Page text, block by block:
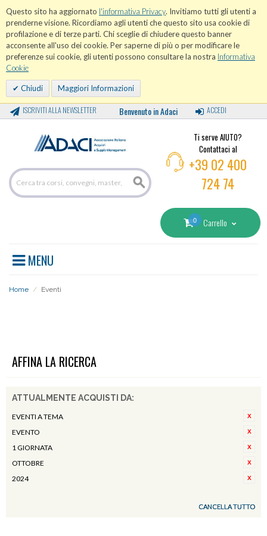
Questo sito ha aggiornato l'informativa Privacy. Invitiamo tutti gli utenti a
prenderne visione. Ricordiamo agli utenti che questo sito usa cookie di
profilazione e di terze parti. Chi sceglie di chiudere questo banner
acconsente all'uso dei cookie. Per saperne di più o per modificare le
preferenze sui cookie, gli utenti possono consultare la nostra Informativa
Cookie
Chiudi Maggiori Informazioni
ISCRIVITI ALLA NEWSLETTER Benvenuto in Adaci ACCEDI
Ti serve AIUTO?
Contattaci al
+39 02 400
724 74
0 Carrello
MENU
Home / Eventi
AFFINA LA RICERCA
ATTUALMENTE ACQUISTI DA:
EVENTI A TEMA
EVENTO
1 GIORNATA
OTTOBRE
2024
CANCELLA TUTTO